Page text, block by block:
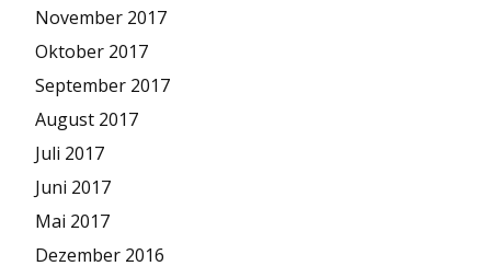
November 2017
Oktober 2017
September 2017
August 2017
Juli 2017
Juni 2017
Mai 2017
Dezember 2016